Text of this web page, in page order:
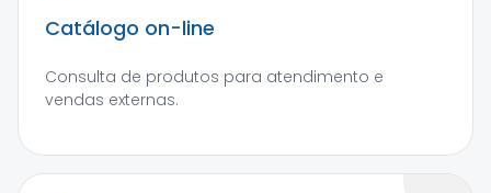
Catálogo on-line
Consulta de produtos para atendimento e
vendas externas.